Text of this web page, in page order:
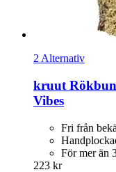
2 Alternativ
kruut
Vibes
Fri från
För mer än
223 kr